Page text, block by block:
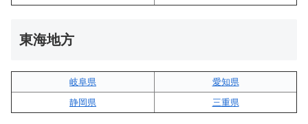
東海地方
岐阜県
愛知県
静岡県
三重県